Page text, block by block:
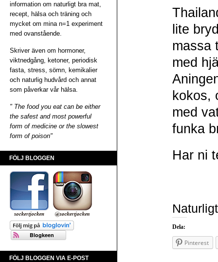
information om naturligt bra mat,
recept, hälsa och träning och
mycket om mina n=1 experiment
med ovanstående.
Skriver även om hormoner,
viktnedgång, ketoner, periodisk
fasta, stress, sömn, kemikalier
och naturlig hudvård och annat
som påverkar vår hälsa.
" The food you eat can be either
the safest and most powerful
form of medicine or the slowest
form of poison"
FÖLJ BLOGGEN
FÖLJ BLOGGEN VIA E-POST
lite
massa
med
kokos,
med
funka
Har ni
Dela:
Pinterest